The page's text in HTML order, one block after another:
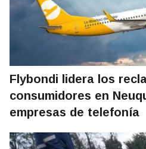
Flybondi lidera los
consumidores en
empresas de telefonía